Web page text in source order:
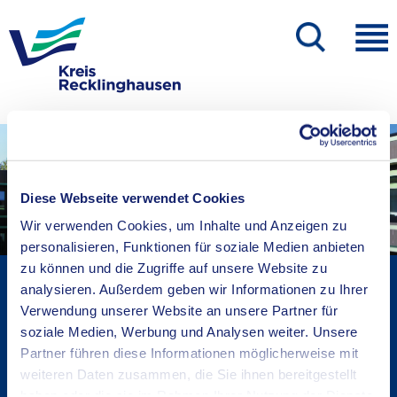
Diese Webseite verwendet Cookies
Wir verwenden Cookies, um Inhalte und Anzeigen zu
personalisieren, Funktionen für soziale Medien anbieten
zu können und die Zugriffe auf unsere Website zu
analysieren. Außerdem geben wir Informationen zu Ihrer
Verwendung unserer Website an unsere Partner für
soziale Medien, Werbung und Analysen weiter. Unsere
Partner führen diese Informationen möglicherweise mit
weiteren Daten zusammen, die Sie ihnen bereitgestellt
Kreisverwaltung A-Z
Bekanntmachungen
Ortsrecht
Karriere beim Kreis
Bürger-, Ideen- und Beschwerdecenter